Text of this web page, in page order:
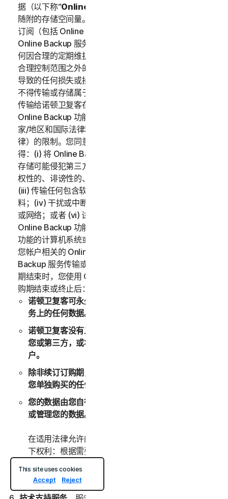
据（以下称“Online Backup 服务
随附的存储空间量。总备份存储量代表了为您的所有服务
订阅（包括 Online Backup 服务）分配的总备份量。
Online Backup 服务按“原样”和“可用”原则提供，对于任
何因合理的定期维护、严重问题的维护或超出诺顿卫复客
合理控制范围之外的不可抗力造成的联机备份功能中断而
导致的任何损失或损坏，诺顿卫复客不承担任何责任。您
不得传输或存储属于另一方的数据，除非事先取得将数据
传输给诺顿卫复客在法律上要求的数据所有者的同意。
Online Backup 功能的使用受所有适用的当地、州、国
家/地区和国际法律和法规（包括但不限于美国出口法
律）的限制。您同意遵守以上适用的法律和法规，并且不
得：(i) 将 Online Backup 功能用于非法目的；(ii) 传输或
存储可能侵犯第三方知识产权或其他权利的资料，或者侵
权性的、诽谤性的、诬蔑性的、侵犯他人隐私的资料；
(iii) 传输任何包含软件病毒或其他有害的计算机代码的资
料；(iv) 干扰或中断连接到 Online Backup 功能的服务器
或网络；或者 (vi) 试图对 Online Backup 功能、其他
Online Backup 功能用户的帐户或连接到 Online Backup
功能的计算机系统或网络进行未经授权的访问。您应对与
您帐户相关的 Online Backup 服务的使用和通过 Online
Backup 服务传输或存储的数据负全部责任。适用的订购
期结束时，您使用 Online Backup 服务的权利将终止。订
购期结束或终止后：
诺顿卫复客可永久性地删除存储在 Online Backup 服
务上的任何数据。
诺顿卫复客没有义务维护任何数据、将这些数据转发给
您或第三方，或将这些数据迁移到其他备份服务或帐
户。
除非续订订购期，否则在此之前，您无法将数据存储到
您单独购买的任何其他备份空间。
您的数据由您自行管理。诺顿卫复客没有义务为您监控
或管理您的数据。
在适用法律允许的最大范围内，诺顿卫复客始终保留以
下权利：根据需要监控、审查、保留和/或披露任何数
政府要求，或者调查您的任何滥用或可疑违规。
This site uses cookies
Accept
Reject